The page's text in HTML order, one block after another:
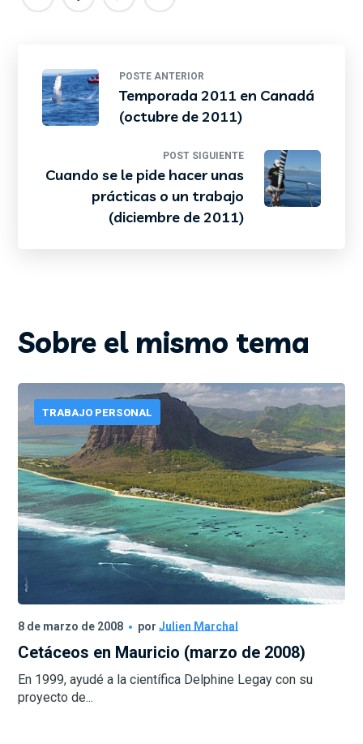
POSTE ANTERIOR
Temporada 2011 en Canadá
(octubre de 2011)
POST SIGUIENTE
Cuando se le pide hacer unas
prácticas o un trabajo
(diciembre de 2011)
Sobre el mismo tema
TRABAJO PERSONAL
8 de marzo de 2008 porJulien Marchal
Cetáceos en Mauricio (marzo de 2008)
En 1999, ayudé a la científica Delphine Legay con su
proyecto de...